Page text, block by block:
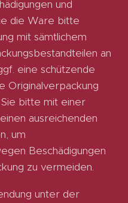
und
die Ware bitte
mit sämtlichem
an
eine schützende
Originalverpackung
bitte mit einer
ausreichenden
um
Beschädigungen
zu vermeiden.
unter der